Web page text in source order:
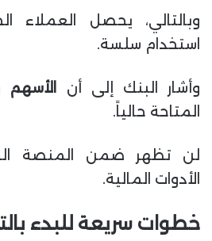
وبالتالي، يحصل العملاء
استخدام سلسة.
وأشار البنك إلى أن الأسهم
المتاحة حالياً.
لن تظهر ضمن المنصة
الأدوات المالية.
خطوات سريعة للبدء